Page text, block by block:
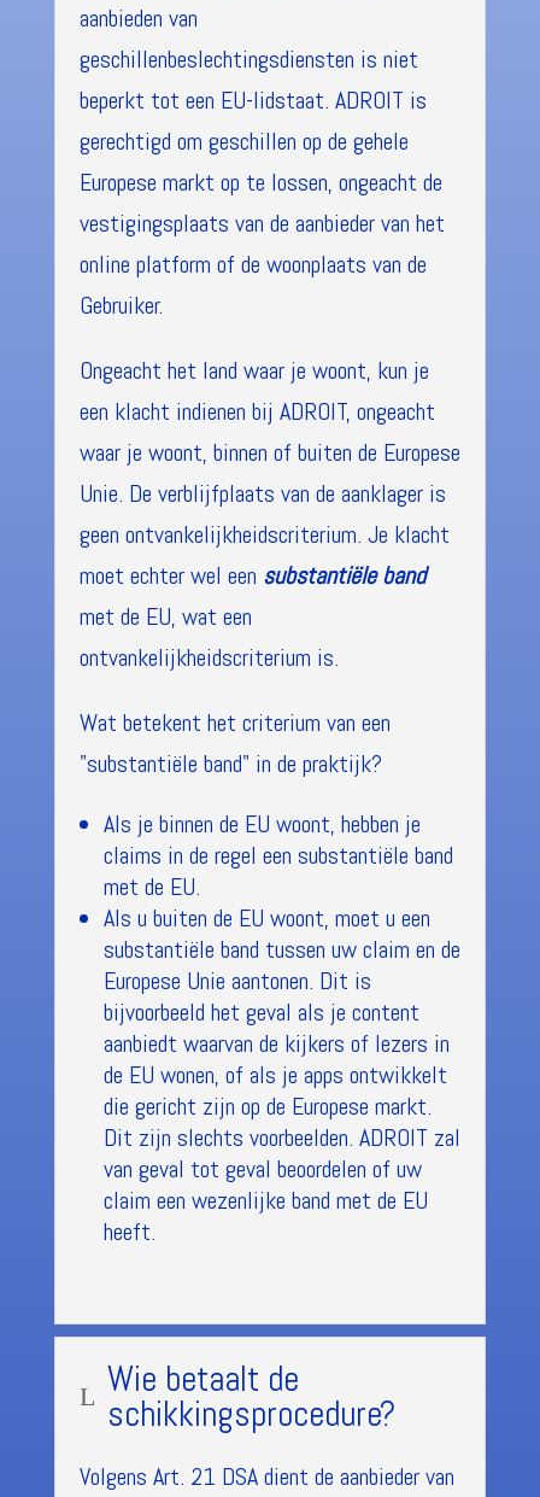
aanbieden van
geschillenbeslechtingsdiensten is niet
beperkt tot een EU-lidstaat. ADROIT is
gerechtigd om geschillen op de gehele
Europese markt op te lossen, ongeacht de
vestigingsplaats van de aanbieder van het
online platform of de woonplaats van de
Gebruiker.
Ongeacht het land waar je woont, kun je
een klacht indienen bij ADROIT, ongeacht
waar je woont, binnen of buiten de Europese
Unie. De verblijfplaats van de aanklager is
geen ontvankelijkheidscriterium. Je klacht
moet echter wel een substantiële band
met de EU, wat een
ontvankelijkheidscriterium is.
Wat betekent het criterium van een
"substantiële band" in de praktijk?
Als je binnen de EU woont, hebben je
claims in de regel een substantiële band
met de EU.
Als u buiten de EU woont, moet u een
substantiële band tussen uw claim en de
Europese Unie aantonen. Dit is
bijvoorbeeld het geval als je content
aanbiedt waarvan de kijkers of lezers in
de EU wonen, of als je apps ontwikkelt
die gericht zijn op de Europese markt.
Dit zijn slechts voorbeelden. ADROIT zal
van geval tot geval beoordelen of uw
claim een wezenlijke band met de EU
heeft.
L Wie betaalt de
schikkingsprocedure?
Volgens Art. 21 DSA dient de aanbieder van